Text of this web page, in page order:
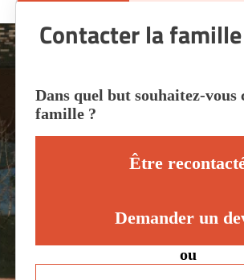
Contacter la
Dans quel but souhaitez-vous
famille ?
Être
Demander un
ou